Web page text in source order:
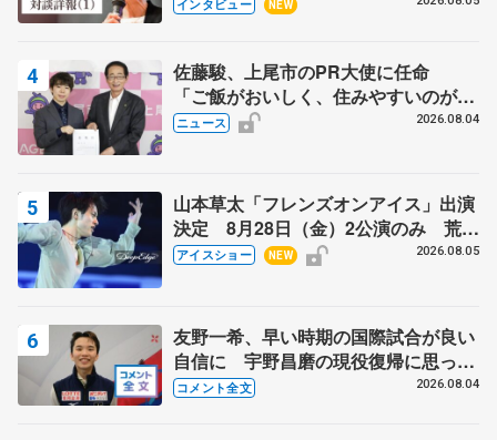
インタビュー NEW
佐藤駿、上尾市のPR大使に任命
「ご飯がおいしく、住みやすいのが魅
力」
ニュース 2026.08.04
山本草太「フレンズオンアイス」出演
決定 8月28日（金）2公演のみ 荒川
静香さんプロデュース、20周年のアイ
アイスショー NEW 2026.08.05
友野一希、早い時期の国際試合が良い
自信に 宇野昌磨の現役復帰に思って
いること 【アジアンオープントロフ
コメント全文 2026.08.04